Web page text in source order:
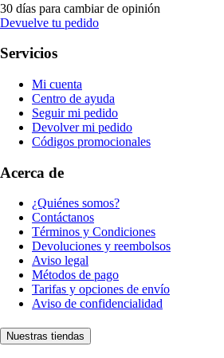
30 días para cambiar de opinión
Devuelve tu pedido
Servicios
Mi cuenta
Centro de ayuda
Seguir mi pedido
Devolver mi pedido
Códigos promocionales
Acerca de
¿Quiénes somos?
Contáctanos
Términos y Condiciones
Devoluciones y reembolsos
Aviso legal
Métodos de pago
Tarifas y opciones de envío
Aviso de confidencialidad
Nuestras tiendas